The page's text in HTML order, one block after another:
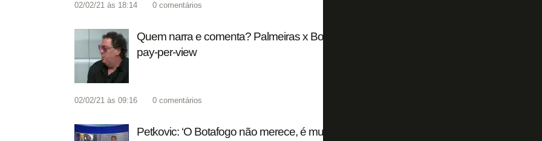
02/02/21 às 18:14 0 comentários
Quem narra e comenta? Palmeiras x Botafogo terá transmissão apenas pelo
pay-per-view
02/02/21 às 09:16 0 comentários
Petkovic: ‘O Botafogo não merece, é muito grande, mas esse ano errou tudo